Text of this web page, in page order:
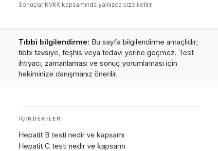
Sonuçlar KVKK kapsamında yalnızca size iletilir.
Tıbbi bilgilendirme: Bu sayfa bilgilendirme amaçlıdır;
tıbbi tavsiye, teşhis veya tedavi yerine geçmez. Test
ihtiyacı, zamanlaması ve sonuç yorumlaması için
hekiminize danışmanız önerilir.
İÇINDEKILER
Hepatit B testi nedir ve kapsamı
Hepatit C testi nedir ve kapsamı